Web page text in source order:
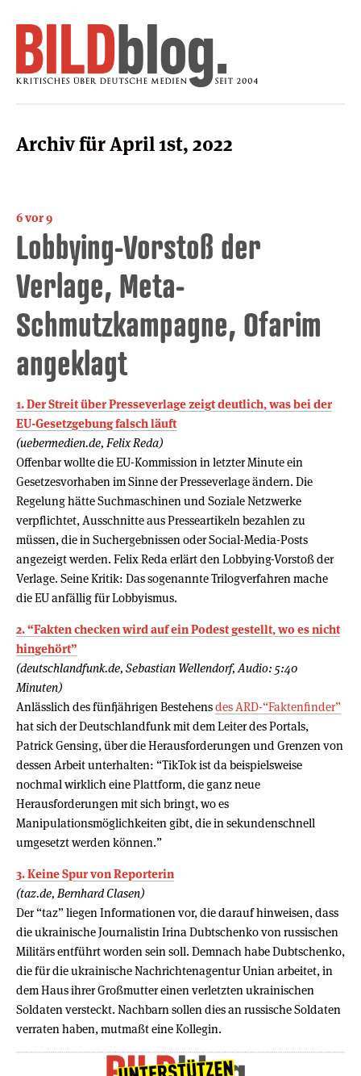
Archiv für April 1st, 2022
6 vor 9
Lobbying-Vorstoß der
Verlage, Meta-
Schmutzkampagne, Ofarim
angeklagt
1. Der Streit über Presseverlage zeigt deutlich, was bei der
EU-Gesetzgebung falsch läuft
(uebermedien.de, Felix Reda)
Offenbar wollte die EU-Kommission in letzter Minute ein
Gesetzesvorhaben im Sinne der Presseverlage ändern. Die
Regelung hätte Suchmaschinen und Soziale Netzwerke
verpflichtet, Ausschnitte aus Presseartikeln bezahlen zu
müssen, die in Suchergebnissen oder Social-Media-Posts
angezeigt werden. Felix Reda erlärt den Lobbying-Vorstoß der
Verlage. Seine Kritik: Das sogenannte Trilogverfahren mache
die EU anfällig für Lobbyismus.
2. “Fakten checken wird auf ein Podest gestellt, wo es nicht
hingehört”
(deutschlandfunk.de, Sebastian Wellendorf, Audio: 5:40
Minuten)
Anlässlich des fünfjährigen Bestehensdes ARD-“Faktenfinder”
hat sich der Deutschlandfunk mit dem Leiter des Portals,
Patrick Gensing, über die Herausforderungen und Grenzen von
dessen Arbeit unterhalten: “TikTok ist da beispielsweise
nochmal wirklich eine Plattform, die ganz neue
Herausforderungen mit sich bringt, wo es
Manipulationsmöglichkeiten gibt, die in sekundenschnell
umgesetzt werden können.”
3. Keine Spur von Reporterin
(taz.de, Bernhard Clasen)
Der “taz” liegen Informationen vor, die darauf hinweisen, dass
die ukrainische Journalistin Irina Dubtschen­ko von russischen
Militärs entführt worden sein soll. Demnach habe Dubtschenko,
die für die ukrainische Nachrichtenagentur Unian arbeitet, in
dem Haus ihrer Großmutter einen verletzten ukrainischen
Soldaten versteckt. Nachbarn sollen dies an russische Soldaten
verraten haben, mutmaßt eine Kollegin.